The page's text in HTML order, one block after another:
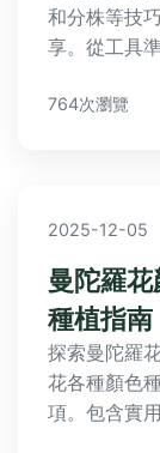
和分株等技
享。從工具
健康生長。
764次瀏覽
2025-12-05
曼陀羅
種植指南
探索曼陀羅
花各種顏色
項。包含實